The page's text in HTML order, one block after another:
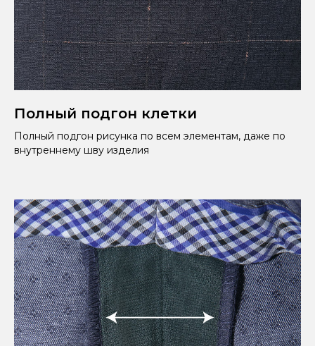
Полный подгон клетки
Полный подгон рисунка по всем элементам, даже по
внутреннему шву изделия